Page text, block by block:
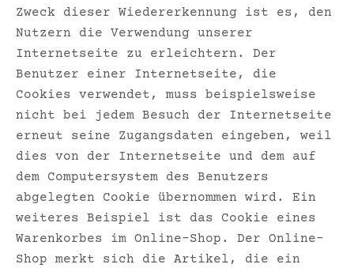
Zweck dieser Wiedererkennung ist es, den
Nutzern die Verwendung unserer
Internetseite zu erleichtern. Der
Benutzer einer Internetseite, die
Cookies verwendet, muss beispielsweise
nicht bei jedem Besuch der Internetseite
erneut seine Zugangsdaten eingeben, weil
dies von der Internetseite und dem auf
dem Computersystem des Benutzers
abgelegten Cookie übernommen wird. Ein
weiteres Beispiel ist das Cookie eines
Warenkorbes im Online-Shop. Der Online-
Shop merkt sich die Artikel, die ein